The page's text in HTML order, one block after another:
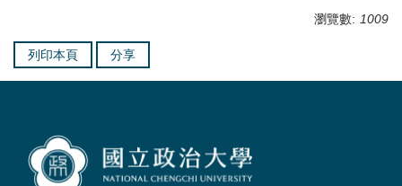
瀏覽數: 1009
列印本頁 分享